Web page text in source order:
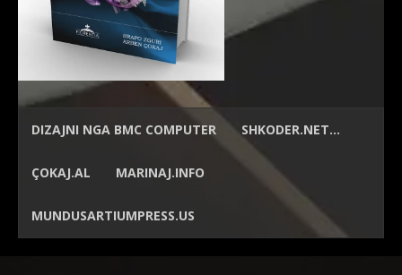
DIZAJNI NGA BMC COMPUTER SHKODER.NET…
ÇOKAJ.AL MARINAJ.INFO
MUNDUSARTIUMPRESS.US